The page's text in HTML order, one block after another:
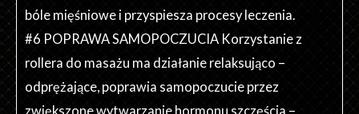
bóle mięśniowe i przyspiesza procesy leczenia.
#6 POPRAWA SAMOPOCZUCIA Korzystanie z
rollera do masażu ma działanie relaksująco –
odprężające, poprawia samopoczucie przez
zwiększone wytwarzanie hormonu szczęścia –